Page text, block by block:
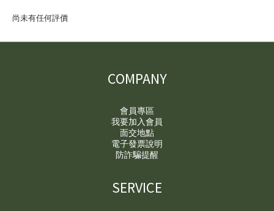
尚未有任何評價
COMPANY
會員專區
我要加入會員
面交地點
電子發票說明
防詐騙提醒
SERVICE